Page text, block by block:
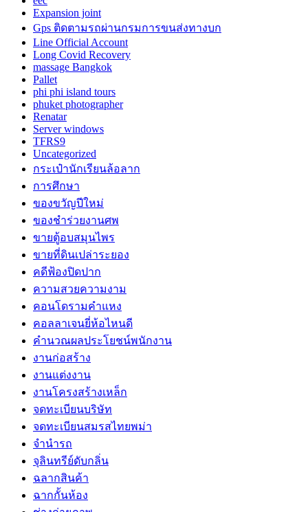
Expansion joint
Gps ติดตามรถผ่านกรมการขนส่งทางบก
Line Official Account
Long Covid Recovery
massage Bangkok
Pallet
phi phi island tours
phuket photographer
Renatar
Server windows
TFRS9
Uncategorized
กระเป๋านักเรียนล้อลาก
การศึกษา
ของขวัญปีใหม่
ของชำร่วยงานศพ
ขายตู้อบสมุนไพร
ขายที่ดินเปล่าระยอง
คดีฟ้องปิดปาก
ความสวยความงาม
คอนโดรามคำแหง
คอลลาเจนยี่ห้อไหนดี
คำนวณผลประโยชน์พนักงาน
งานก่อสร้าง
งานแต่งงาน
งานโครงสร้างเหล็ก
จดทะเบียนบริษัท
จดทะเบียนสมรสไทยพม่า
จำนำรถ
จุลินทรีย์ดับกลิ่น
ฉลากสินค้า
ฉากกั้นห้อง